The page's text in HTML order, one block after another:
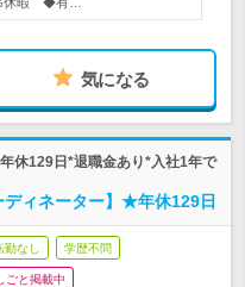
気になる
休129日*退職金あり*入社1年で
ディネーター】★年休129日
勤なし 学歴不問
ごと掲載中